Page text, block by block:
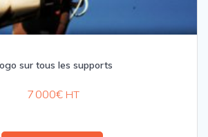
sur tous les supports
7 000€ HT